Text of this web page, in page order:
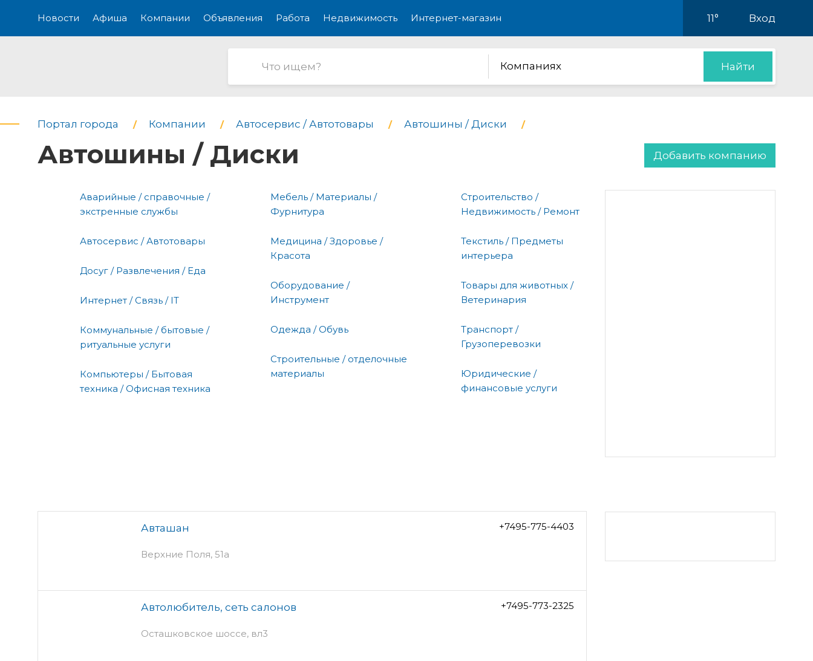
Новости Афиша Компании Объявления Работа Недвижимость Интернет-магазин 11° Вход
Компаниях Найти
Портал города Компании Автосервис / Автотовары Автошины / Диски
Автошины / Диски Добавить компанию
Аварийные / справочные /
экстренные службы
Автосервис / Автотовары
Досуг / Развлечения / Еда
Интернет / Связь / IT
Коммунальные / бытовые /
ритуальные услуги
Компьютеры / Бытовая
техника / Офисная техника
Мебель / Материалы /
Фурнитура
Медицина / Здоровье /
Красота
Оборудование /
Инструмент
Одежда / Обувь
Строительные / отделочные
материалы
Строительство /
Недвижимость / Ремонт
Текстиль / Предметы
интерьера
Товары для животных /
Ветеринария
Транспорт /
Грузоперевозки
Юридические /
финансовые услуги
Авташан
Верхние Поля, 51а
+7495-775-4403
Автолюбитель, сеть салонов
Осташковское шоссе, вл3
+7495-773-2325